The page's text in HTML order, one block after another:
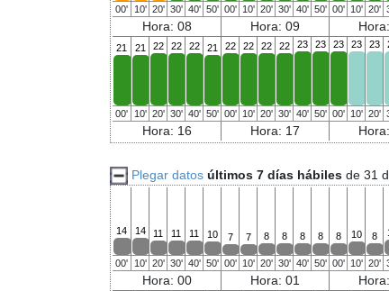
00' 10' 20' 30' 40' 50' 00' 10' 20' 30' 40' 50' 00' 10' 20'
Hora: 08 Hora: 09
21 21 22 22 22 21 22 22 22 22 23 23 23 23 23
00' 10' 20' 30' 40' 50' 00' 10' 20' 30' 40' 50' 00' 10' 20'
Hora: 16 Hora: 17
Plegar datos últimos 7 días hábiles de 31
14 14 11 11 11 10 7 7 8 8 8 8 8 10 8
00' 10' 20' 30' 40' 50' 00' 10' 20' 30' 40' 50' 00' 10' 20'
Hora: 00 Hora: 01